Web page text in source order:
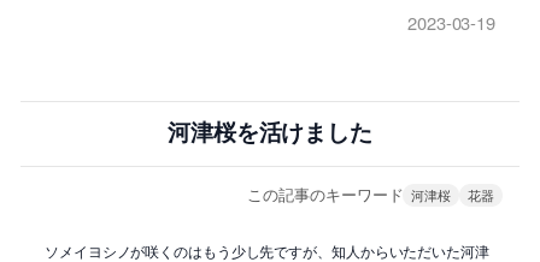
2023-03-19
河津桜を活けました
この記事のキーワード 河津桜 花器
ソメイヨシノが咲くのはもう少し先ですが、知人からいただいた河津